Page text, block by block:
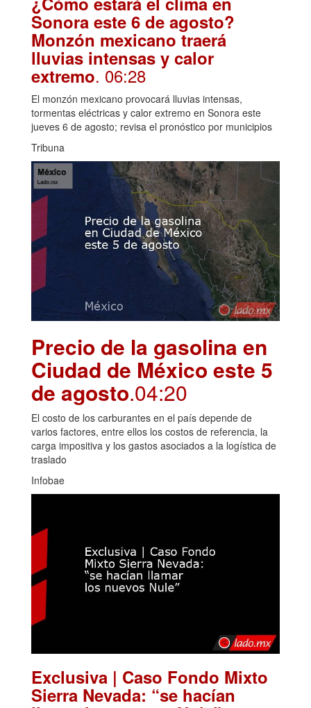
Sonora este 6 de agosto?
Monzón mexicano traerá
lluvias intensas y calor
extremo. 06:28
El monzón mexicano provocará lluvias intensas,
tormentas eléctricas y calor extremo en Sonora este
jueves 6 de agosto; revisa el pronóstico por municipios
Tribuna
Precio de la gasolina en
Ciudad de México este 5
de agosto.04:20
El costo de los carburantes en el país depende de
varios factores, entre ellos los costos de referencia, la
carga impositiva y los gastos asociados a la logística de
traslado
Infobae
Exclusiva | Caso Fondo Mixto
Sierra Nevada: “se hacían